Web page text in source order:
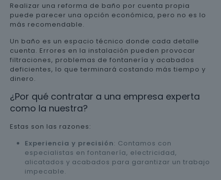
Realizar una reforma de baño por cuenta propia
puede parecer una opción económica, pero no es lo
más recomendable.
Un baño es un espacio técnico donde cada detalle
cuenta. Errores en la instalación pueden provocar
filtraciones, problemas de fontanería y acabados
deficientes, lo que terminará costando más tiempo y
dinero.
¿Por qué contratar a una empresa experta
como la nuestra?
Estas son las razones:
Experiencia y precisión: Contamos con
especialistas en fontanería, electricidad,
alicatados y acabados para garantizar un trabajo
impecable.